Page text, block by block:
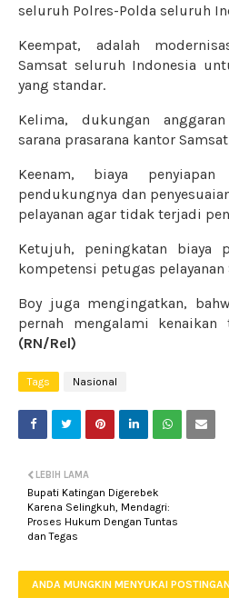
seluruh Polres-Polda seluruh
Keempat, adalah
Samsat seluruh Indonesia
yang standar.
Kelima, dukungan
sarana prasarana kantor
Keenam, biaya
pendukungnya dan
pelayanan agar tidak terjadi
Ketujuh, peningkatan biaya
kompetensi petugas pelayanan
Boy juga mengingatkan,
pernah mengalami kenaikan
(RN/Rel)
Tags Nasional
LEBIH LAMA
Bupati Katingan Digerebek
Karena Selingkuh, Mendagri:
Proses Hukum Dengan Tuntas
dan Tegas
ANDA MUNGKIN MENYUKAI